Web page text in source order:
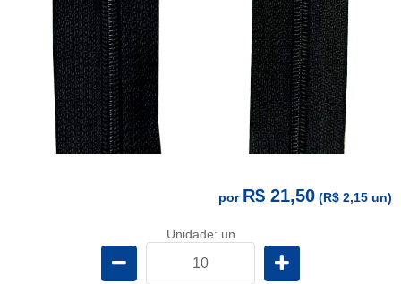
por R$ 21,50 (R$ 2,15 un)
Unidade: un